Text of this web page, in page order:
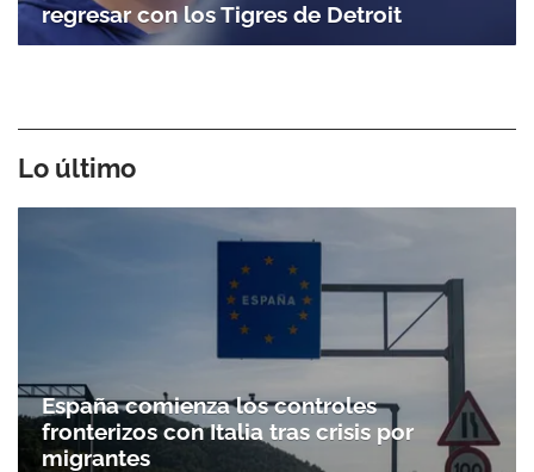
regresar con los Tigres de Detroit
Lo último
España comienza los controles
fronterizos con Italia tras crisis por
migrantes